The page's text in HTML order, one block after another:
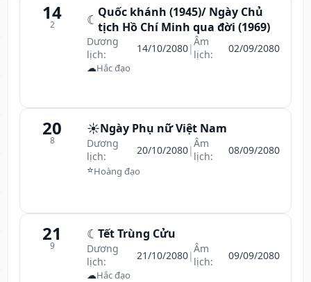
14
2 ☾ Quốc khánh (1945)/ Ngày Chủ
tịch Hồ Chí Minh qua đời (1969)
Dương
lịch:
14/10/2080|Âm
lịch:
02/09/2080
☁Hắc đạo
20
8
☀️Ngày Phụ nữ Việt Nam
Dương
lịch:
20/10/2080|Âm
lịch:
08/09/2080
⭐Hoàng đạo
21
9
☾ Tết Trùng Cửu
Dương
lịch:
21/10/2080|Âm
lịch:
09/09/2080
☁Hắc đạo